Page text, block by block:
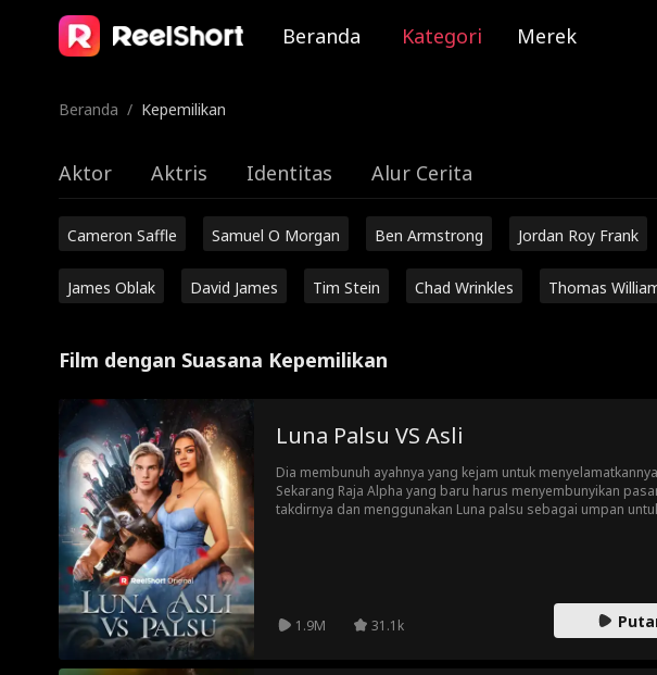
Beranda Kategori Merek
Beranda / Kepemilikan
Aktor Aktris Identitas Alur Cerita
Cameron Saffle Samuel O Morgan Ben Armstrong Jordan Roy Frank
James Oblak David James Tim Stein Chad Wrinkles Thomas
Film dengan Suasana Kepemilikan
Luna Palsu VS Asli
Dia membunuh ayahnya yang kejam untuk
Sekarang Raja Alpha yang baru harus menyembunyikan
takdirnya dan menggunakan Luna palsu sebagai umpan
1.9M 31.1k